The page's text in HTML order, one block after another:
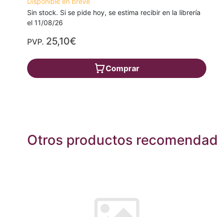
Sin stock. Si se pide hoy, se estima recibir en la librería
el 11/08/26
PVP. 25,10€
Comprar
Otros productos